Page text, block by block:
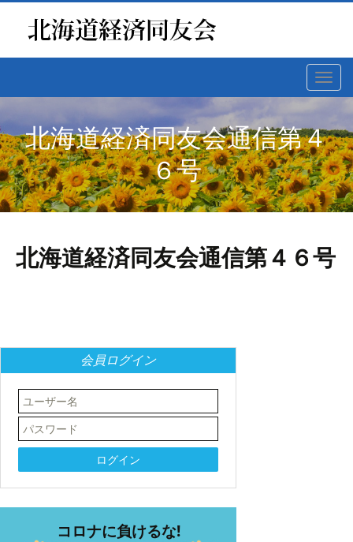
北海道経済同友会通信第４
６号
北海道経済同友会通信第４６号
会員ログイン
コロナに負けるな!